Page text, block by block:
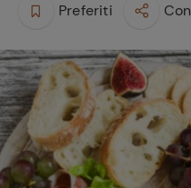
frutta
sensi di
Preferiti